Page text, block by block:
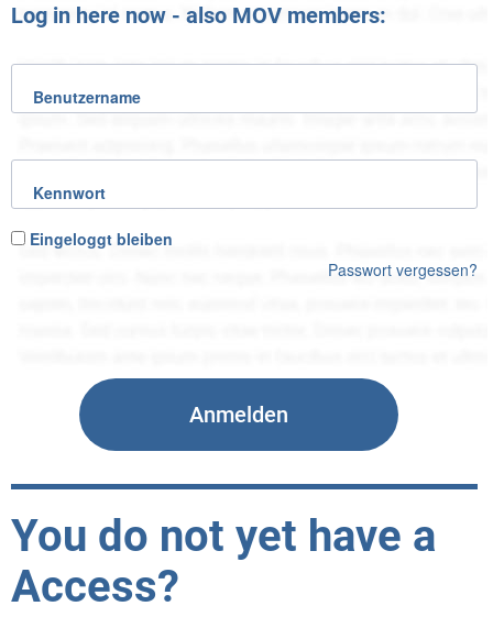
Log in here now - also MOV members:
Benutzername
Kennwort
Eingeloggt bleiben
Passwort vergessen?
You do not yet have a
Access?